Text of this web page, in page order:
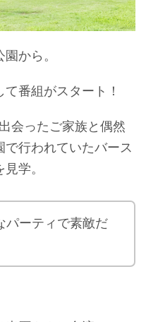
から。
番組がスタート！
会ったご家族と偶然
行われていたバース
学。
パーティで素敵だ